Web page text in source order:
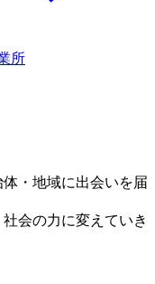
・地域に出会いを届
会の力に変えていき